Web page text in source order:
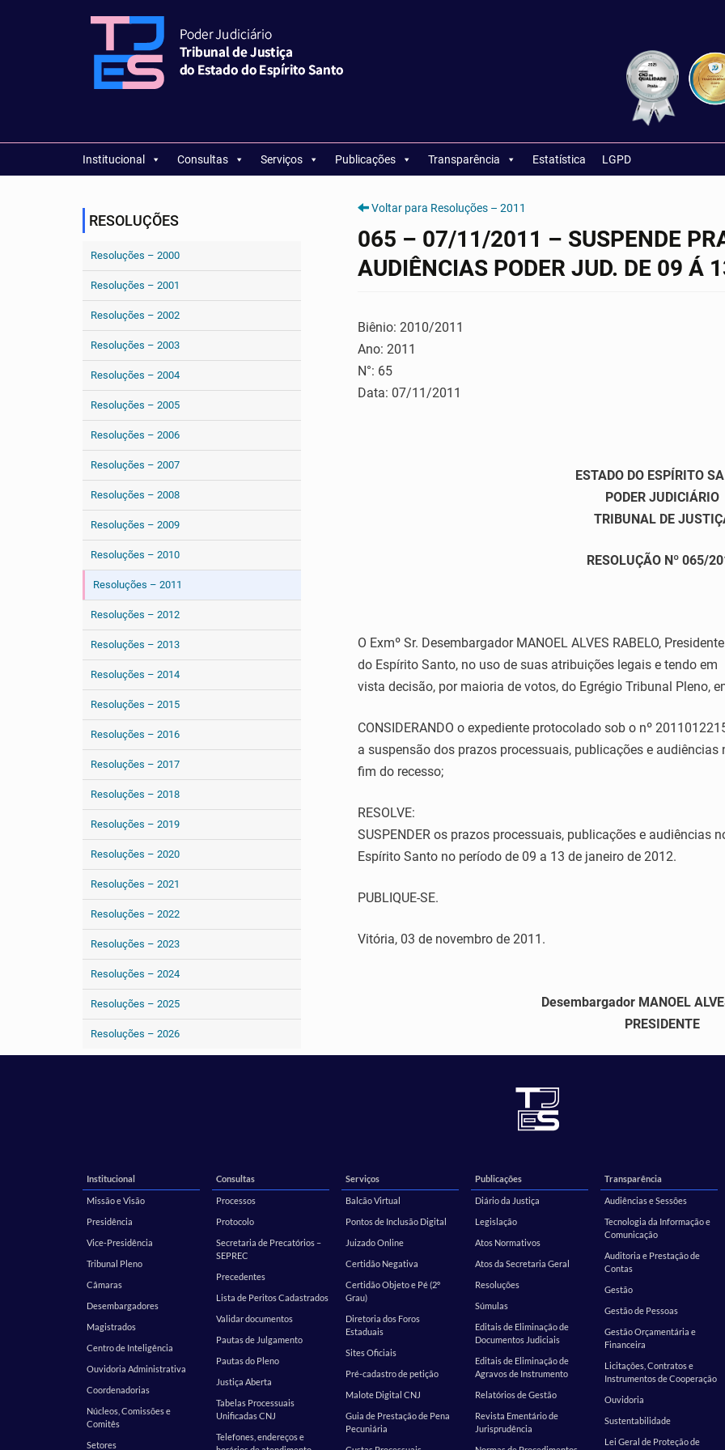
Institucional Consultas Serviços Publicações Transparência Estatística LGPD
RESOLUÇÕES
Resoluções – 2000
Resoluções – 2001
Resoluções – 2002
Resoluções – 2003
Resoluções – 2004
Resoluções – 2005
Resoluções – 2006
Resoluções – 2007
Resoluções – 2008
Resoluções – 2009
Resoluções – 2010
Resoluções – 2011
Resoluções – 2012
Resoluções – 2013
Resoluções – 2014
Resoluções – 2015
Resoluções – 2016
Resoluções – 2017
Resoluções – 2018
Resoluções – 2019
Resoluções – 2020
Resoluções – 2021
Resoluções – 2022
Resoluções – 2023
Resoluções – 2024
Resoluções – 2025
Resoluções – 2026
Voltar para Resoluções – 2011
065 – 07/11/2011 – SUSPENDE
AUDIÊNCIAS PODER JUD. DE 09 Á
Biênio: 2010/2011
Ano: 2011
N°: 65
Data: 07/11/2011
ESTADO DO ESPÍRITO
PODER JUDICIÁRIO
TRIBUNAL DE
RESOLUÇÃO Nº 065/
O Exmº Sr. Desembargador MANOEL ALVES RABELO,
do Espírito Santo, no uso de suas atribuições legais e tendo em
vista decisão, por maioria de votos, do Egrégio Tribunal Pleno,
CONSIDERANDO o expediente protocolado sob o nº
a suspensão dos prazos processuais, publicações e
fim do recesso;
RESOLVE:
SUSPENDER os prazos processuais, publicações e audiências
Espírito Santo no período de 09 a 13 de janeiro de 2012.
PUBLIQUE-SE.
Vitória, 03 de novembro de 2011.
Desembargador MANOEL
PRESIDENTE
Institucional
Missão e Visão
Presidência
Vice-Presidência
Tribunal Pleno
Câmaras
Desembargadores
Magistrados
Centro de Inteligência
Ouvidoria Administrativa
Coordenadorias
Núcleos, Comissões e
Comitês
Setores
Consultas
Processos
Protocolo
Secretaria de Precatórios –
SEPREC
Precedentes
Lista de Peritos Cadastrados
Validar documentos
Pautas de Julgamento
Pautas do Pleno
Justiça Aberta
Tabelas Processuais
Unificadas CNJ
Telefones, endereços e
Serviços
Balcão Virtual
Pontos de Inclusão Digital
Juizado Online
Certidão Negativa
Certidão Objeto e Pé (2º
Grau)
Diretoria dos Foros
Estaduais
Sites Oficiais
Pré-cadastro de petição
Malote Digital CNJ
Guia de Prestação de Pena
Pecuniária
Publicações
Diário da Justiça
Legislação
Atos Normativos
Atos da Secretaria Geral
Resoluções
Súmulas
Editais de Eliminação de
Documentos Judiciais
Editais de Eliminação de
Agravos de Instrumento
Relatórios de Gestão
Revista Ementário de
Jurisprudência
Transparência
Audiências e Sessões
Tecnologia da Informação e
Comunicação
Auditoria e Prestação de
Contas
Gestão
Gestão de Pessoas
Gestão Orçamentária e
Financeira
Licitações, Contratos e
Instrumentos de Cooperação
Ouvidoria
Sustentabilidade
Lei Geral de Proteção de